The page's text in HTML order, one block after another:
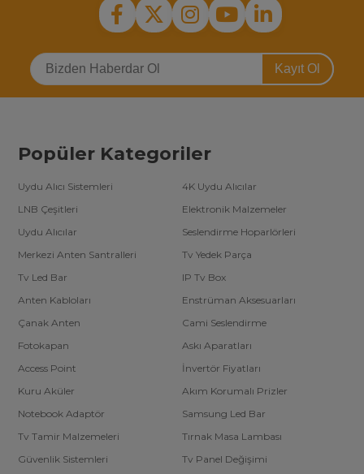
Kayıt Ol
Popüler Kategoriler
Uydu Alıcı Sistemleri
4K Uydu Alıcılar
LNB Çeşitleri
Elektronik Malzemeler
Uydu Alıcılar
Seslendirme Hoparlörleri
Merkezi Anten Santralleri
Tv Yedek Parça
Tv Led Bar
IP Tv Box
Anten Kabloları
Enstrüman Aksesuarları
Çanak Anten
Cami Seslendirme
Fotokapan
Askı Aparatları
Access Point
İnvertör Fiyatları
Kuru Aküler
Akım Korumalı Prizler
Notebook Adaptör
Samsung Led Bar
Tv Tamir Malzemeleri
Tırnak Masa Lambası
Güvenlik Sistemleri
Tv Panel Değişimi